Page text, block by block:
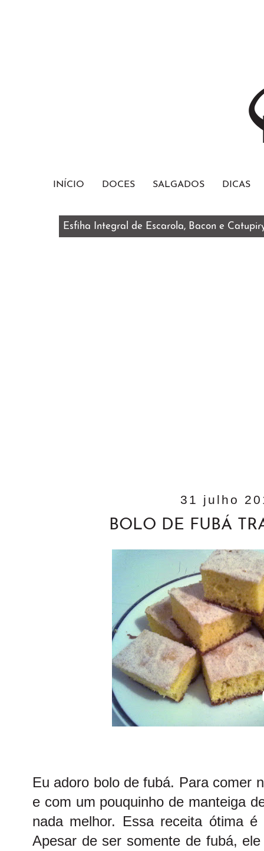
INÍCIO DOCES SALGADOS DICAS
Esfiha Integral de Escarola, Bacon e
31 julho
BOLO DE FUBÁ
Eu adoro bolo de fubá. Para comer
e com um pouquinho de manteiga
nada melhor. Essa receita ótima
Apesar de ser somente de fubá,